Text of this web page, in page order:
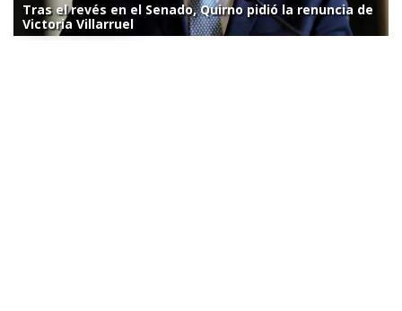
Tras el revés en el Senado, Quirno pidió la renuncia de
Victoria Villarruel